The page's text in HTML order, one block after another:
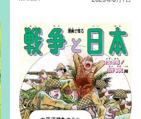
太平洋戦争のこと